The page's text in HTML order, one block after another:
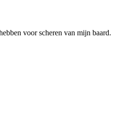
voor scheren van mijn baard.